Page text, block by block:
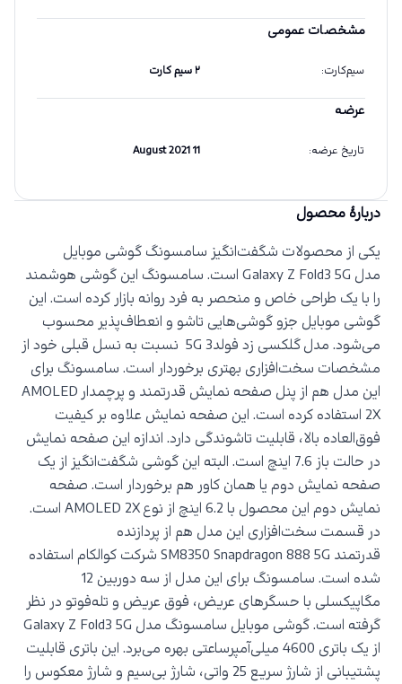
مشخصات عمومی
سیم‌کارت: ۲ سیم کارت
عرضه
تاریخ عرضه:
11 August 2021
دربارهٔ محصول
یکی از محصولات شگفت‌انگیز سامسونگ گوشی موبایل
مدل Galaxy Z Fold3 5G است. سامسونگ این گوشی هوشمند
را با یک طراحی خاص و منحصر به فرد روانه بازار کرده است. این
گوشی موبایل جزو گوشی‌هایی تاشو و انعطاف‌پذیر محسوب
می‌شود. مدل گلکسی زد فولد3 5G نسبت به نسل قبلی خود از
مشخصات سخت‌افزاری بهتری برخوردار است. سامسونگ برای
این مدل هم از پنل صفحه نمایش قدرتمند و پرچمدار AMOLED
2X استفاده کرده است. این صفحه نمایش علاوه بر کیفیت
فوق‌العاده بالا، قابلیت تاشوندگی دارد. اندازه این صفحه نمایش
در حالت باز 7.6 اینچ است. البته این گوشی شگفت‌انگیز از یک
صفحه نمایش دوم یا همان کاور هم برخوردار است. صفحه
نمایش دوم این محصول با 6.2 اینچ از نوع
AMOLED 2X است.
در قسمت سخت‌افزاری این مدل هم از پردازنده
قدرتمند SM8350 Snapdragon 888 5G شرکت کوالکام استفاده
شده است. سامسونگ برای این مدل از سه دوربین 12
مگاپیکسلی با حسگرهای عریض، فوق عریض و تله‌فوتو در نظر
گرفته است. گوشی موبایل سامسونگ مدل Galaxy Z Fold3 5G
از یک باتری 4600 میلی‌آمپرساعتی بهره می‌برد. این باتری قابلیت
پشتیبانی از شارژ سریع 25 واتی، شارژ بی‌سیم و شارژ معکوس را